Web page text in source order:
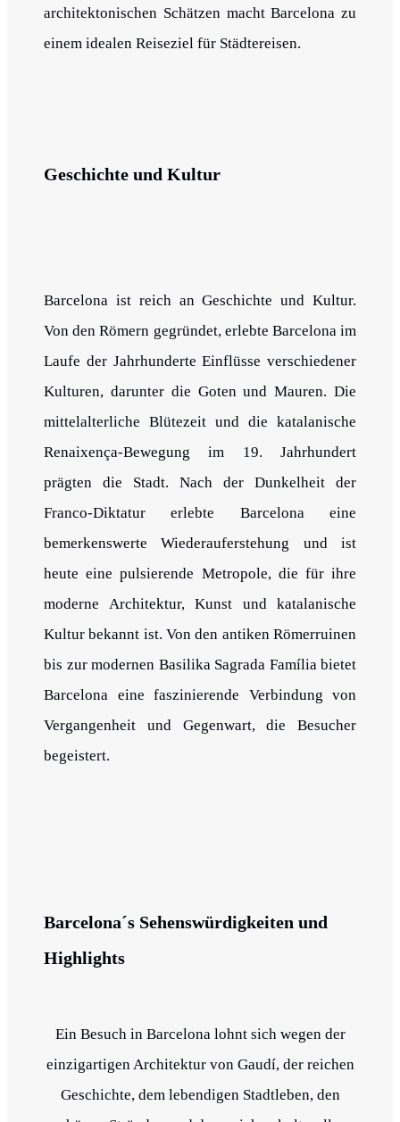
architektonischen Schätzen macht Barcelona zu
einem idealen Reiseziel für Städtereisen.
Geschichte und Kultur
Barcelona ist reich an Geschichte und Kultur.
Von den Römern gegründet, erlebte Barcelona im
Laufe der Jahrhunderte Einflüsse verschiedener
Kulturen, darunter die Goten und Mauren. Die
mittelalterliche Blütezeit und die katalanische
Renaixença-Bewegung im 19. Jahrhundert
prägten die Stadt. Nach der Dunkelheit der
Franco-Diktatur erlebte Barcelona eine
bemerkenswerte Wiederauferstehung und ist
heute eine pulsierende Metropole, die für ihre
moderne Architektur, Kunst und katalanische
Kultur bekannt ist. Von den antiken Römerruinen
bis zur modernen Basilika Sagrada Família bietet
Barcelona eine faszinierende Verbindung von
Vergangenheit und Gegenwart, die Besucher
begeistert.
Barcelona´s Sehenswürdigkeiten und
Highlights
Ein Besuch in Barcelona lohnt sich wegen der
einzigartigen Architektur von Gaudí, der reichen
Geschichte, dem lebendigen Stadtleben, den